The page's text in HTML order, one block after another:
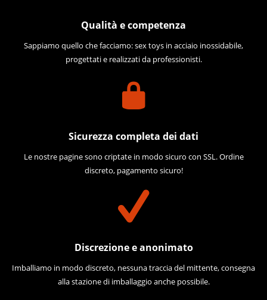
Qualità e competenza
Sappiamo quello che facciamo: sex toys in acciaio inossidabile,
progettati e realizzati da professionisti.
Sicurezza completa dei dati
Le nostre pagine sono criptate in modo sicuro con SSL. Ordine
discreto, pagamento sicuro!
Discrezione e anonimato
Imballiamo in modo discreto, nessuna traccia del mittente, consegna
alla stazione di imballaggio anche possibile.